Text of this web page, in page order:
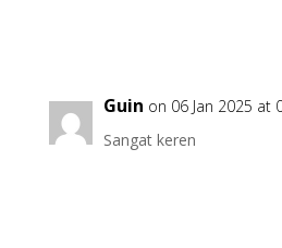
Guin on 06 Jan 2025 at
Sangat keren